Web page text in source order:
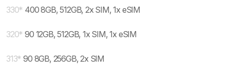
330* 400 8GB, 512GB, 2x SIM, 1x eSIM
320* 90 12GB, 512GB, 1x SIM, 1x eSIM
313* 90 8GB, 256GB, 2x SIM